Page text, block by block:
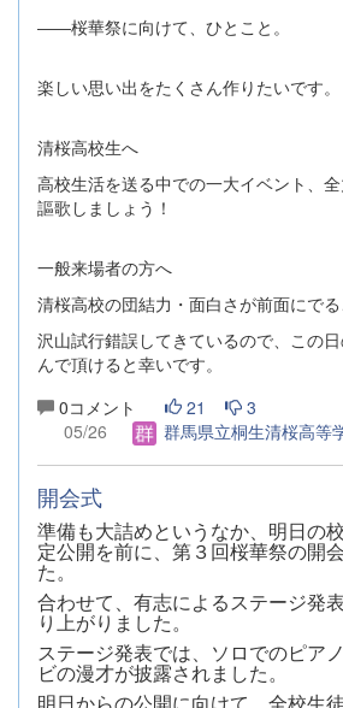
――桜華祭に向けて、ひとこと。
楽しい思い出をたくさん作りたいです。
清桜高校生へ
高校生活を送る中での一大イベント、
謳歌しましょう！
一般来場者の方へ
清桜高校の団結力・面白さが前面にでる
沢山試行錯誤してきているので、この
んで頂けると幸いです。
0コメント
21
3
05/26
群馬県立桐生清桜高等
開会式
準備も大詰めというなか、明日の
定公開を前に、第３回桜華祭の開
た。
合わせて、有志によるステージ発
り上がりました。
ステージ発表では、ソロでのピア
ビの漫才が披露されました。